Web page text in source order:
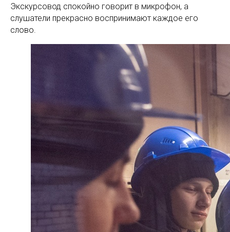
Экскурсовод спокойно говорит в микрофон, а
слушатели прекрасно воспринимают каждое его
слово.